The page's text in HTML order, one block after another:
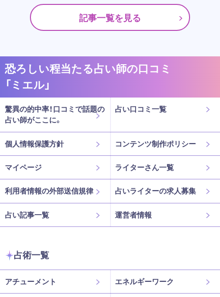
記事一覧を見る
恐ろしい程当たる占い師の口コミ
「ミエル」
驚異の的中率！口コミで話題の
占い師がここに。
占い口コミ一覧
個人情報保護方針 コンテンツ制作ポリシー
マイページ ライターさん一覧
利用者情報の外部送信規律 占いライターの求人募集
占い記事一覧 運営者情報
占術一覧
アチューメント エネルギーワーク